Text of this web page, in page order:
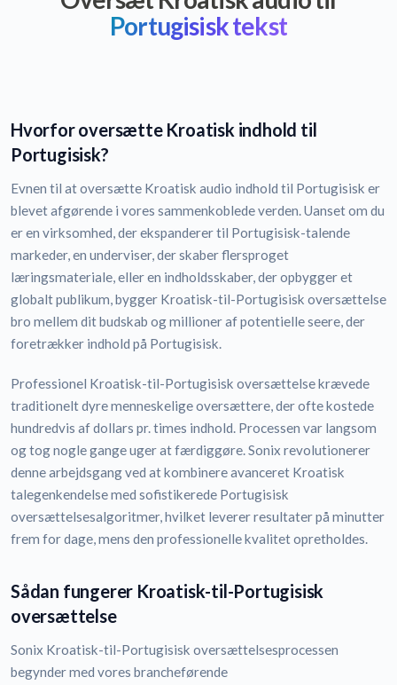
Portugisisk tekst
Hvorfor oversætte Kroatisk indhold til
Portugisisk?
Evnen til at oversætte Kroatisk audio indhold til Portugisisk er
blevet afgørende i vores sammenkoblede verden. Uanset om du
er en virksomhed, der ekspanderer til Portugisisk-talende
markeder, en underviser, der skaber flersproget
læringsmateriale, eller en indholdsskaber, der opbygger et
globalt publikum, bygger Kroatisk-til-Portugisisk oversættelse
bro mellem dit budskab og millioner af potentielle seere, der
foretrækker indhold på Portugisisk.
Professionel Kroatisk-til-Portugisisk oversættelse krævede
traditionelt dyre menneskelige oversættere, der ofte kostede
hundredvis af dollars pr. times indhold. Processen var langsom
og tog nogle gange uger at færdiggøre. Sonix revolutionerer
denne arbejdsgang ved at kombinere avanceret Kroatisk
talegenkendelse med sofistikerede Portugisisk
oversættelsesalgoritmer, hvilket leverer resultater på minutter
frem for dage, mens den professionelle kvalitet opretholdes.
Sådan fungerer Kroatisk-til-Portugisisk
oversættelse
Sonix Kroatisk-til-Portugisisk oversættelsesprocessen
begynder med vores brancheførende